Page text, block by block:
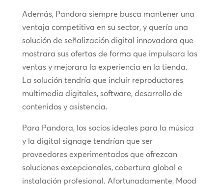
Además, Pandora siempre busca mantener una
ventaja competitiva en su sector, y quería una
solución de señalización digital innovadora que
mostrara sus ofertas de forma que impulsara las
ventas y mejorara la experiencia en la tienda.
La solución tendría que incluir reproductores
multimedia digitales, software, desarrollo de
contenidos y asistencia.
Para Pandora, los socios ideales para la música
y la digital signage tendrían que ser
proveedores experimentados que ofrezcan
soluciones excepcionales, cobertura global e
instalación profesional. Afortunadamente, Mood